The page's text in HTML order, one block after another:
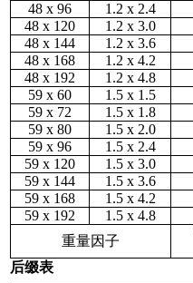
48 x 96
1.2 x 2.4
48 x 120
1.2 x 3.0
48 x 144
1.2 x 3.6
48 x 168
1.2 x 4.2
48 x 192
1.2 x 4.8
59 x 60
1.5 x 1.5
59 x 72
1.5 x 1.8
59 x 80
1.5 x 2.0
59 x 96
1.5 x 2.4
59 x 120
1.5 x 3.0
59 x 144
1.5 x 3.6
59 x 168
1.5 x 4.2
59 x 192
1.5 x 4.8
重量因子
后缀表